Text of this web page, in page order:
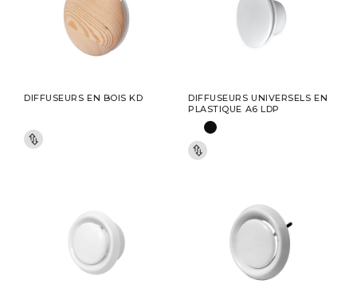
DIFFUSEURS EN BOIS KD
DIFFUSEURS UNIVERSELS EN
PLASTIQUE A6 LDP